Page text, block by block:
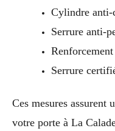
Cylindre anti-
Serrure anti-
Serrure
Ces mesures assurent
votre porte à La